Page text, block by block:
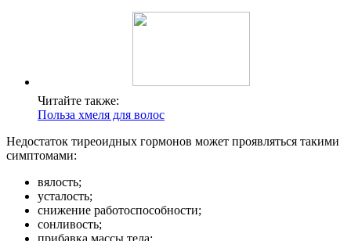
Читайте также:
Польза хмеля для волос
Недостаток тиреоидных гормонов может проявляться такими
симптомами:
вялость;
усталость;
снижение работоспособности;
сонливость;